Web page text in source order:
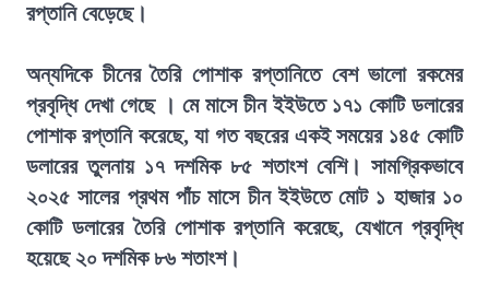
রপ্তানি বেড়েছে।
অন্যদিকে চীনের তৈরি পোশাক রপ্তানিতে বেশ ভালো রকমের
প্রবৃদ্ধি দেখা গেছে । মে মাসে চীন ইইউতে ১৭১ কোটি ডলারের
পোশাক রপ্তানি করেছে, যা গত বছরের একই সময়ের ১৪৫ কোটি
ডলারের তুলনায় ১৭ দশমিক ৮৫ শতাংশ বেশি। সামগ্রিকভাবে
২০২৫ সালের প্রথম পাঁচ মাসে চীন ইইউতে মোট ১ হাজার ১০
কোটি ডলারের তৈরি পোশাক রপ্তানি করেছে, যেখানে প্রবৃদ্ধি
হয়েছে ২০ দশমিক ৮৬ শতাংশ।